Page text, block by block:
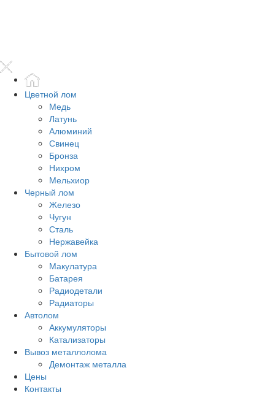
Цветной лом
Медь
Латунь
Алюминий
Свинец
Бронза
Нихром
Мельхиор
Черный лом
Железо
Чугун
Сталь
Нержавейка
Бытовой лом
Макулатура
Батарея
Радиодетали
Радиаторы
Автолом
Аккумуляторы
Катализаторы
Вывоз металлолома
Демонтаж металла
Цены
Контакты